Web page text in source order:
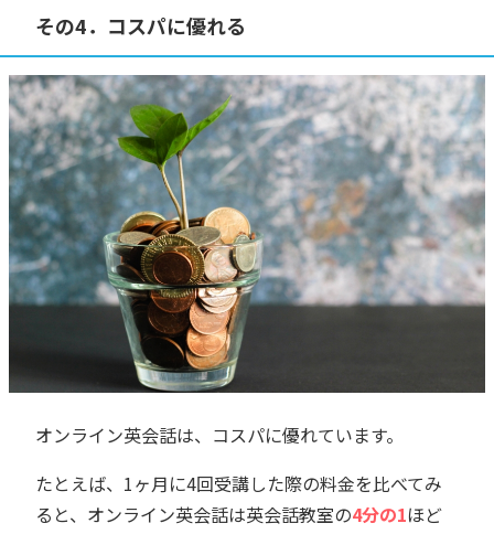
その4．コスパに優れる
オンライン英会話は、コスパに優れています。
たとえば、1ヶ月に4回受講した際の料金を比べてみ
ると、オンライン英会話は英会話教室の4分の1ほど